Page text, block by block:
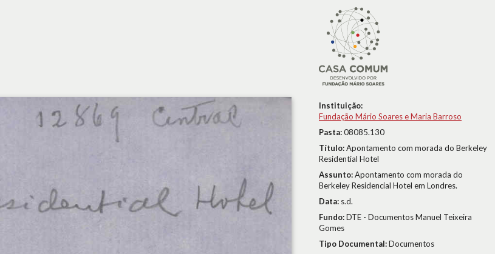
Instituição:
Fundação Mário Soares e Maria Barroso
Pasta:08085.130
Título:Apontamento com morada do Berkeley
Residential Hotel
Assunto:Apontamento com morada do
Berkeley Residencial Hotel em Londres.
Data: s.d.
Fundo:DTE - Documentos Manuel Teixeira
Gomes
Tipo Documental:Documentos